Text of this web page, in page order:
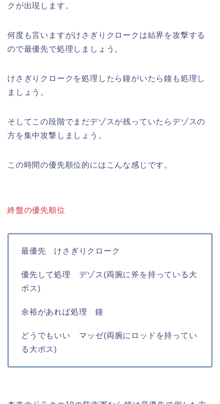
クが出現します。
何度も言いますがけさぎりクロークは結界を攻撃する
ので最優先で処理しましょう。
けさぎりクロークを処理したら鐘がいたら鐘も処理し
ましょう。
そしてこの段階でまだデゾスが残っていたらデゾスの
方を集中攻撃しましょう。
この時間の優先順位的にはこんな感じです。
終盤の優先順位
最優先 けさぎりクローク
優先して処理 デゾス(両腕に斧を持っている大
ボス)
余裕があれば処理 鐘
どうでもいい マッゼ(両腕にロッドを持ってい
る大ボス)